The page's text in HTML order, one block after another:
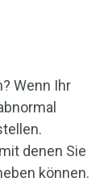
Wenn Ihr
denen Sie
können.